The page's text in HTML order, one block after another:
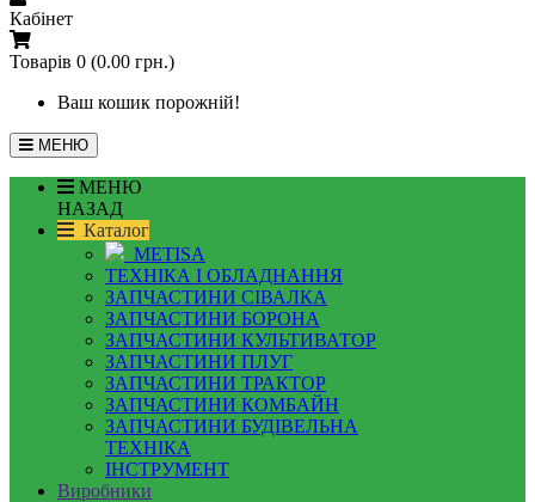
Кабінет
Товарів 0 (0.00 грн.)
Ваш кошик порожній!
МЕНЮ
МЕНЮ
НАЗАД
Каталог
METISA
ТЕХНІКА І ОБЛАДНАННЯ
ЗАПЧАСТИНИ СІВАЛКА
ЗАПЧАСТИНИ БОРОНА
ЗАПЧАСТИНИ КУЛЬТИВАТОР
ЗАПЧАСТИНИ ПЛУГ
ЗАПЧАСТИНИ ТРАКТОР
ЗАПЧАСТИНИ КОМБАЙН
ЗАПЧАСТИНИ БУДІВЕЛЬНА
ТЕХНІКА
ІНСТРУМЕНТ
Виробники